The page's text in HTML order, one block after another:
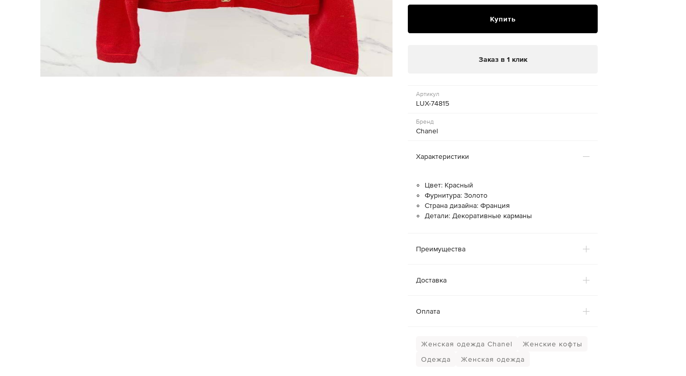
Купить
Заказ в 1 клик
Артикул
LUX-74815
Бренд
Chanel
Характеристики
Цвет: Красный
Фурнитура: Золото
Страна дизайна: Франция
Детали: Декоративные карманы
Преимущества
Доставка
Оплата
Женская одежда Chanel
Женские кофты
Одежда
Женская одежда